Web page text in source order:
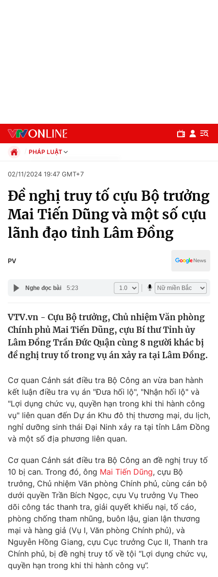
Chuyên mục
Chính trị
Thế giới
Tin tức
Câu chuyện quốc tế
Kinh tế
Tài chính
Thị trường
Góc doanh nghiệp
Dữ liệu và đời sống
Truyền hình
Phim VTV
Hậu trường
Nhân vật
Khán giả
Giải sao mai
Điện ảnh
Âm nhạc
Sao
Đời sống
Du lịch
Làm đẹp
Chất lượng cuộc sống
Giáo dục
Tuyển sinh
Học trực tuyến
Công nghệ
Hitech Công nghệ tương lai
Sản phẩm
Giao lưu trực tuyến
PHÁP LUẬT
Xã hội
Pháp luật
Kinh tế
Thể thao
Truyền hình
Văn hóa - Giải trí
Giáo dục
02/11/2024 19:47 GMT+7
Đề nghị truy tố cựu Bộ trưởng
Mai Tiến Dũng và một số cựu
lãnh đạo tỉnh Lâm Đồng
PV
Nghe đọc bài 5:23
VTV.vn - Cựu Bộ trưởng, Chủ nhiệm Văn phòng
Chính phủ Mai Tiến Dũng, cựu Bí thư Tỉnh ủy
Lâm Đồng Trần Đức Quận cùng 8 người khác bị
đề nghị truy tố trong vụ án xảy ra tại Lâm Đồng.
Cơ quan Cảnh sát điều tra Bộ Công an vừa ban hành
kết luận điều tra vụ án "Đưa hối lộ", "Nhận hối lộ" và
"Lợi dụng chức vụ, quyền hạn trong khi thi hành công
vụ" liên quan đến Dự án Khu đô thị thương mại, du lịch,
nghỉ dưỡng sinh thái Đại Ninh xảy ra tại tỉnh Lâm Đồng
và một số địa phương liên quan.
Cơ quan Cảnh sát điều tra Bộ Công an đề nghị truy tố
10 bị can. Trong đó, ông Mai Tiến Dũng, cựu Bộ
trưởng, Chủ nhiệm Văn phòng Chính phủ, cùng cán bộ
dưới quyền Trần Bích Ngọc, cựu Vụ trưởng Vụ Theo
dõi công tác thanh tra, giải quyết khiếu nại, tố cáo,
phòng chống tham nhũng, buôn lậu, gian lận thương
mại và hàng giả (Vụ I, Văn phòng Chính phủ), và
Nguyễn Hồng Giang, cựu Cục trưởng Cục II, Thanh tra
Chính phủ, bị đề nghị truy tố về tội “Lợi dụng chức vụ,
quyền hạn trong khi thi hành công vụ”.